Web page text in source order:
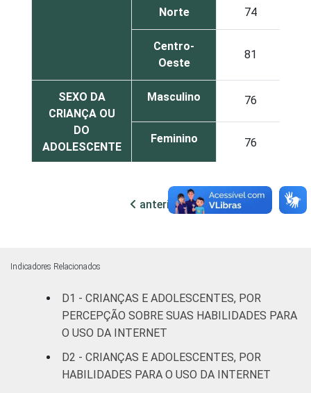
Norte 74
Centro-
Oeste
81
SEXO DA
CRIANÇA OU
DO
ADOLESCENTE
Masculino 76
Feminino 76
Fundamental
I
80
Médio ou
mais
OU DO
64
anterior próxima
Indicadores Relacionados
D1 - CRIANÇAS E ADOLESCENTES, POR
PERCEPÇÃO SOBRE SUAS HABILIDADES PARA
O USO DA INTERNET
D2 - CRIANÇAS E ADOLESCENTES, POR
HABILIDADES PARA O USO DA INTERNET